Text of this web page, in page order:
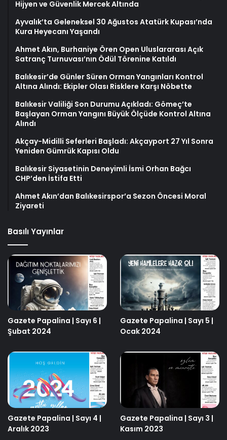
Hijyen ve Güvenlik Mercek Altında
Ayvalık’ta Geleneksel 30 Ağustos Atatürk Kupası’nda
Kura Heyecanı Yaşandı
Ahmet Akın, Burhaniye Ören Open Uluslararası Açık
Satranç Turnuvası’nın Ödül Törenine Katıldı
Balıkesir’de Günler Süren Orman Yangınları Kontrol
Altına Alındı: Ekipler Olası Risklere Karşı Nöbette
Balıkesir Valiliği Son Durumu Açıkladı: Gömeç’te
Başlayan Orman Yangını Büyük Ölçüde Kontrol Altına
Alındı
Akçay-Midilli Seferleri Başladı: Akçayport 27 Yıl Sonra
Yeniden Gümrük Kapısı Oldu
Balıkesir Siyasetinin Deneyimli İsmi Orhan Bağcı
CHP’den İstifa Etti
Ahmet Akın’dan Balıkesirspor’a Sezon Öncesi Moral
Ziyareti
Basılı Yayınlar
Gazete Papalina | Sayı 6 |
Şubat 2024
Gazete Papalina | Sayı 5 |
Ocak 2024
Gazete Papalina | Sayı 4 |
Aralık 2023
Gazete Papalina | Sayı 3 |
Kasım 2023